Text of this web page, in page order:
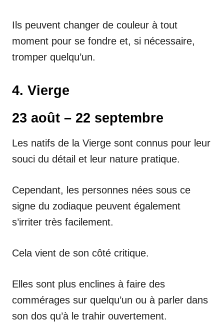
Ils peuvent changer de couleur à tout
moment pour se fondre et, si nécessaire,
tromper quelqu’un.
4. Vierge
23 août – 22 septembre
Les natifs de la Vierge sont connus pour leur
souci du détail et leur nature pratique.
Cependant, les personnes nées sous ce
signe du zodiaque peuvent également
s’irriter très facilement.
Cela vient de son côté critique.
Elles sont plus enclines à faire des
commérages sur quelqu’un ou à parler dans
son dos qu’à le trahir ouvertement.